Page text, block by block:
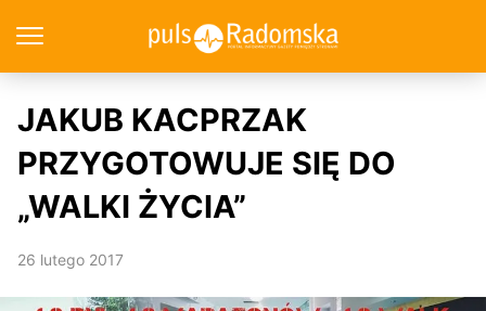
JAKUB KACPRZAK
PRZYGOTOWUJE SIĘ DO
„WALKI ŻYCIA”
26 lutego 2017